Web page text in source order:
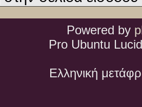
Powered by
Pro Ubuntu
Ελληνική